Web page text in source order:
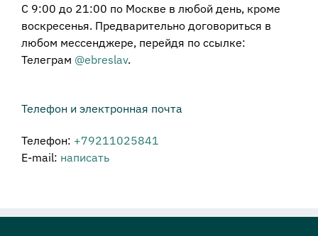
С 9:00 до 21:00 по Москве в любой день, кроме
воскресенья. Предварительно договориться в
любом мессенджере, перейдя по ссылке:
Телеграм @ebreslav.
Телефон и электронная почта
Телефон: +79211025841
E-mail: написать